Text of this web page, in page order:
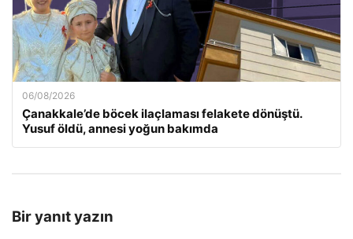
06/08/2026
Çanakkale’de böcek ilaçlaması felakete dönüştü.
Yusuf öldü, annesi yoğun bakımda
Bir yanıt yazın